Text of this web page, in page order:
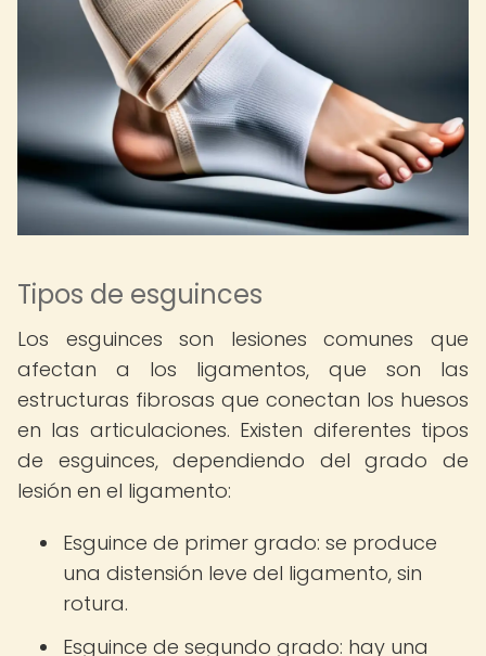
Tipos de esguinces
Los esguinces son lesiones comunes que
afectan a los ligamentos, que son las
estructuras fibrosas que conectan los huesos
en las articulaciones. Existen diferentes tipos
de esguinces, dependiendo del grado de
lesión en el ligamento:
Esguince de primer grado: se produce
una distensión leve del ligamento, sin
rotura.
Esguince de segundo grado: hay una